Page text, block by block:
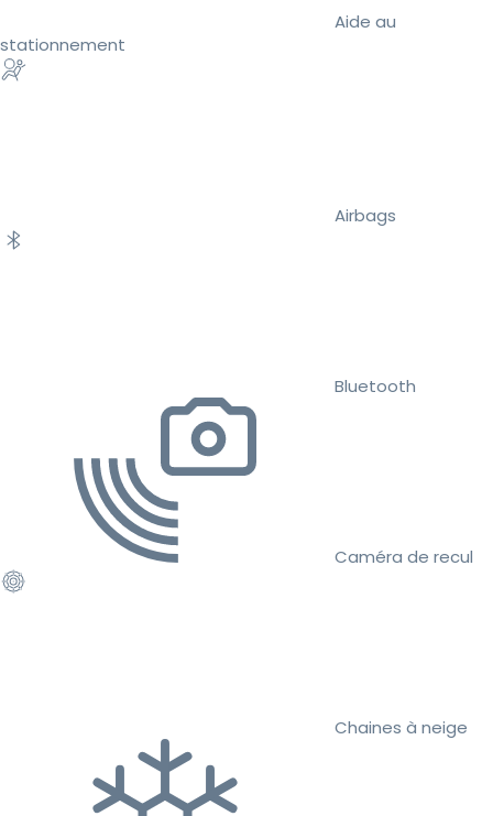
Aide au
stationnement
Airbags
Bluetooth
Caméra de recul
Chaines à neige